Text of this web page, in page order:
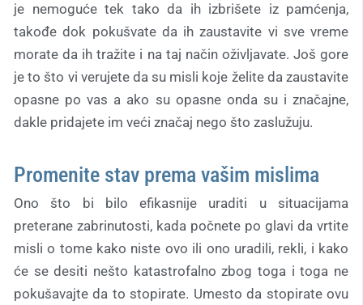
je nemoguće tek tako da ih izbrišete iz pamćenja,
takođe dok pokušvate da ih zaustavite vi sve vreme
morate da ih tražite i na taj način oživljavate. Još gore
je to što vi verujete da su misli koje želite da zaustavite
opasne po vas a ako su opasne onda su i značajne,
dakle pridajete im veći značaj nego što zaslužuju.
Promenite stav prema vašim mislima
Ono što bi bilo efikasnije uraditi u situacijama
preterane zabrinutosti, kada počnete po glavi da vrtite
misli o tome kako niste ovo ili ono uradili, rekli, i kako
će se desiti nešto katastrofalno zbog toga i toga ne
pokušavajte da to stopirate. Umesto da stopirate ovu